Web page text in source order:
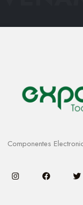
Componentes